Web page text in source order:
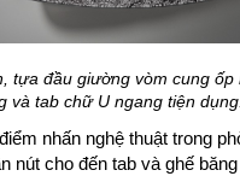
tựa đầu giường vòm cung ốp
và tab chữ U ngang tiện dụng.
nhấn nghệ thuật trong
nút cho đến tab và ghế